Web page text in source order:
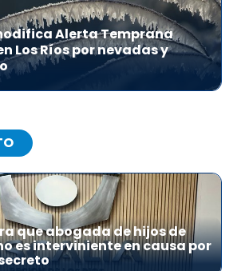
modifica Alerta Temprana
Los Ríos por nevadas y
que abogada de hijos de
es interviniente en causa por